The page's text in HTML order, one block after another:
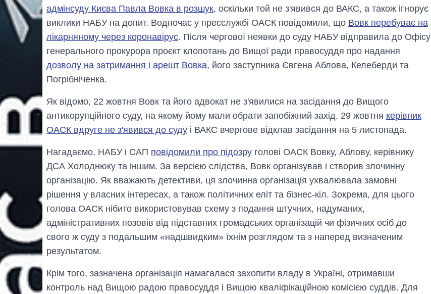
адмінсуду Києва Павла Вовка в розшук, оскільки той не з'явився до ВАКС, а також ігнорує
виклики НАБУ на допит. Водночас у пресслужбі ОАСК повідомили, що Вовк перебуває на
лікарняному через коронавірус. Після чергової неявки до суду НАБУ відправила до Офісу
генерального прокурора проєкт клопотань до Вищої ради правосуддя про надання
дозволу на затримання і арешт Вовка, його заступника Євгена Аблова, Келеберди та
Погрібніченка.
Як відомо, 22 жовтня Вовк та його адвокат не з'явилися на засідання до Вищого
антикорупційного суду, на якому йому мали обрати запобіжний захід. 29 жовтня керівник
ОАСК вдруге не з'явився до суду і ВАКС вчергове відклав засідання на 5 листопада.
Нагадаємо, НАБУ і САП повідомили про підозру голові ОАСК Вовку, Аблову, керівнику
ДСА Холоднюку та іншим. За версією слідства, Вовк організував і створив злочинну
організацію. Як вважають детективи, ця злочинна організація ухвалювала замовні
рішення у власних інтересах, а також політичних еліт та бізнес-кіл. Зокрема, для цього
голова ОАСК нібито використовував схему з подання штучних, надуманих,
адміністративних позовів від підставних громадських організацій чи фізичних осіб до
свого ж суду з подальшим «надшвидким» їхнім розглядом та з наперед визначеним
результатом.
Крім того, зазначена організація намагалася захопити владу в Україні, отримавши
контроль над Вищою радою правосуддя і Вищою кваліфікаційною комісією суддів. Для